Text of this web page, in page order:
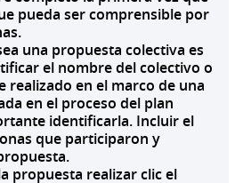
pueda ser comprensible por
una propuesta colectiva es
el nombre del colectivo o
realizado en el marco de una
en el proceso del plan
identificarla. Incluir el
que participaron y
propuesta realizar clic el